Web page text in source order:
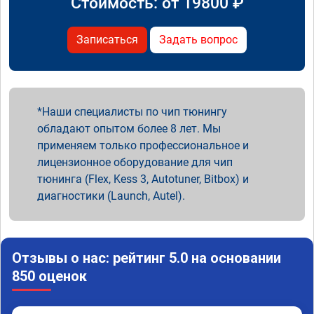
Записаться Задать вопрос
Наши специалисты по чип тюнингу
обладают опытом более 8 лет. Мы
применяем только профессиональное и
лицензионное оборудование для чип
тюнинга (Flex, Kess 3, Autotuner, Bitbox) и
диагностики (Launch, Autel).
Отзывы о нас: рейтинг 5.0 на основании
850 оценок